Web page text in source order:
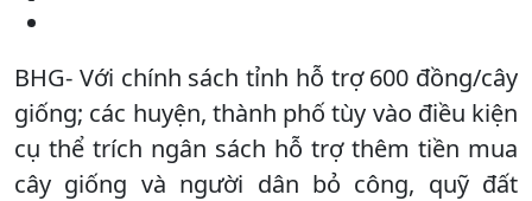
BHG- Với chính sách tỉnh hỗ trợ 600 đồng/cây
giống; các huyện, thành phố tùy vào điều kiện
cụ thể trích ngân sách hỗ trợ thêm tiền mua
cây giống và người dân bỏ công, quỹ đất